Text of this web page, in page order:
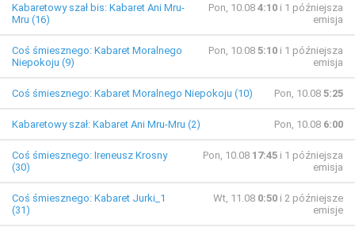
Kabaretowy szał bis: Kabaret Ani Mru-
Mru (16)
Pon, 10.08 4:10 i 1 późniejsza
emisja
Coś śmiesznego: Kabaret Moralnego
Niepokoju (9)
Pon, 10.08 5:10 i 1 późniejsza
emisja
Coś śmiesznego: Kabaret Moralnego Niepokoju (10) Pon, 10.08 5:25
Kabaretowy szał: Kabaret Ani Mru-Mru (2) Pon, 10.08 6:00
Coś śmiesznego: Ireneusz Krosny
(30)
Pon, 10.08 17:45 i 1 późniejsza
emisja
Coś śmiesznego: Kabaret Jurki_1
(31)
Wt, 11.08 0:50 i 2 późniejsze
emisje